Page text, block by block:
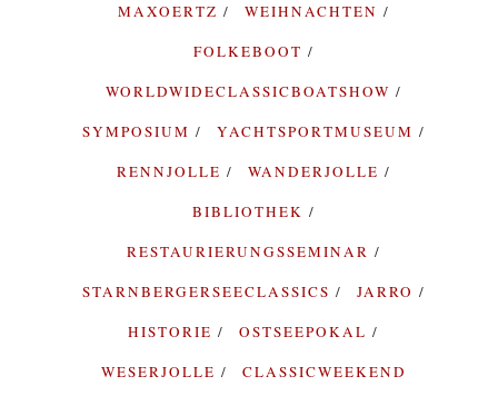
MAXOERTZ
WEIHNACHTEN
FOLKEBOOT
WORLDWIDECLASSICBOATSHOW
SYMPOSIUM
YACHTSPORTMUSEUM
RENNJOLLE
WANDERJOLLE
BIBLIOTHEK
RESTAURIERUNGSSEMINAR
STARNBERGERSEECLASSICS
JARRO
HISTORIE
OSTSEEPOKAL
WESERJOLLE
CLASSICWEEKEND